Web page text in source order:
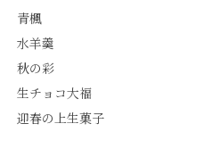
齢300年超のしだれ
桜。"玉の輿"の語源に
院と徳川綱吉の、教科
書がひっくり返るよう
な再評価のお話まで聞
青楓
水羊羹
秋の彩
生チョコ大福
迎春の上生菓子